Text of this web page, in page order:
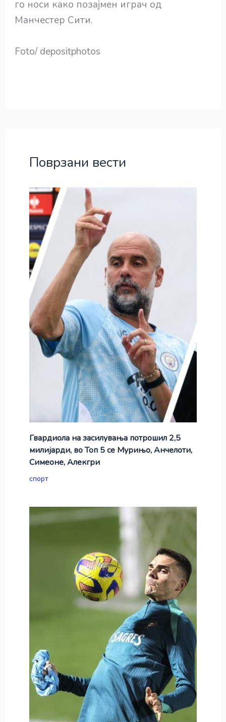
го носи како позајмен играч од
Манчестер Сити.
Foto/ depositphotos
Поврзани вести
Гвардиола на засилувања потрошил 2,5
милијарди, во Топ 5 се Мурињо, Анчелоти,
Симеоне, Алекгри
спорт